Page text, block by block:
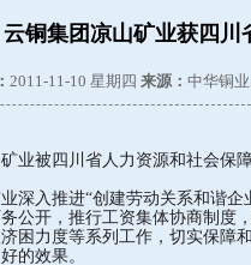
云铜集团凉山矿业获四川
2011-11-10 星期四 来源： 中华铜业
业被四川省人力资源和社会保
入推进“创建劳动关系和谐企
公开，推行工资集体协商制度
困力度等系列工作，切实保障
的效果。